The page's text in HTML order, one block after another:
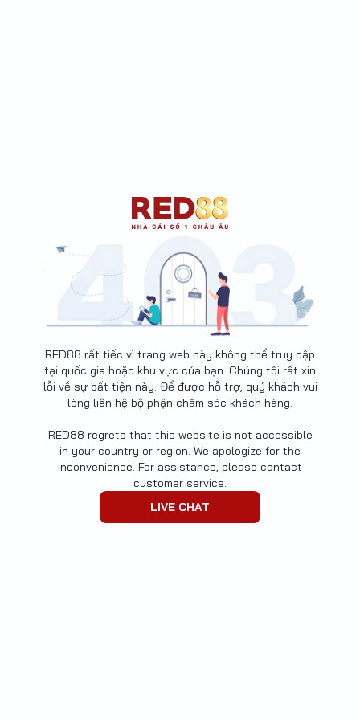
RED88 rất tiếc vì trang web này không thể truy cập
tại quốc gia hoặc khu vực của bạn. Chúng tôi rất xin
lỗi về sự bất tiện này. Để được hỗ trợ, quý khách vui
lòng liên hệ bộ phận chăm sóc khách hàng.
RED88 regrets that this website is not accessible
in your country or region. We apologize for the
inconvenience. For assistance, please contact
customer service.
LIVE CHAT